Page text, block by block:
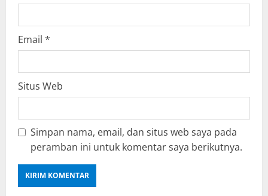
Email *
Situs Web
Simpan nama, email, dan situs web saya pada
peramban ini untuk komentar saya berikutnya.